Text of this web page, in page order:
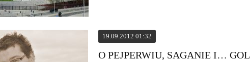
19.09.2012 01:32
O PEJPERWIU, SAGANIE I…